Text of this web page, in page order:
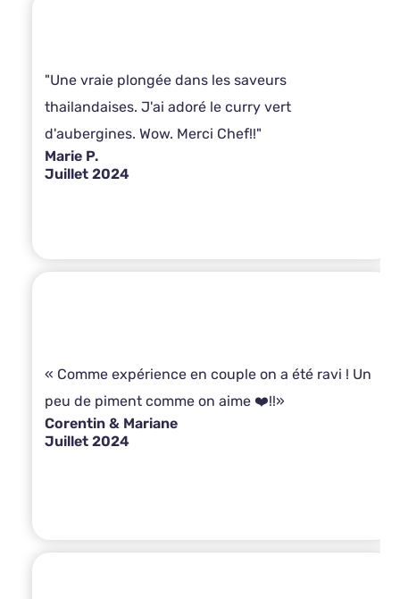
"Une vraie plongée dans les saveurs
thailandaises. J'ai adoré le curry vert
d'aubergines. Wow. Merci Chef!!"
Marie P.
Juillet 2024
« Comme expérience en couple on a été ravi ! Un
peu de piment comme on aime ❤️!!»
Corentin & Mariane
Juillet 2024